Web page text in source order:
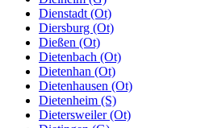
Dienstadt (Ot)
Diersburg (Ot)
Dießen (Ot)
Dietenbach (Ot)
Dietenhan (Ot)
Dietenhausen (Ot)
Dietenheim (S)
Dietersweiler (Ot)